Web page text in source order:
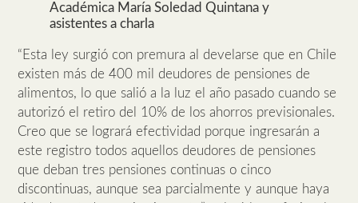
Académica María Soledad Quintana y
asistentes a charla
“Esta ley surgió con premura al develarse que en Chile
existen más de 400 mil deudores de pensiones de
alimentos, lo que salió a la luz el año pasado cuando se
autorizó el retiro del 10% de los ahorros previsionales.
Creo que se logrará efectividad porque ingresarán a
este registro todos aquellos deudores de pensiones
que deban tres pensiones continuas o cinco
discontinuas, aunque sea parcialmente y aunque haya